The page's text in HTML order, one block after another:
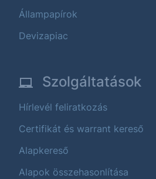
Állampapírok
Devizapiac
Szolgáltatások
Hírlevél feliratkozás
Certifikát és warrant kereső
Alapkereső
Alapok összehasonlítása